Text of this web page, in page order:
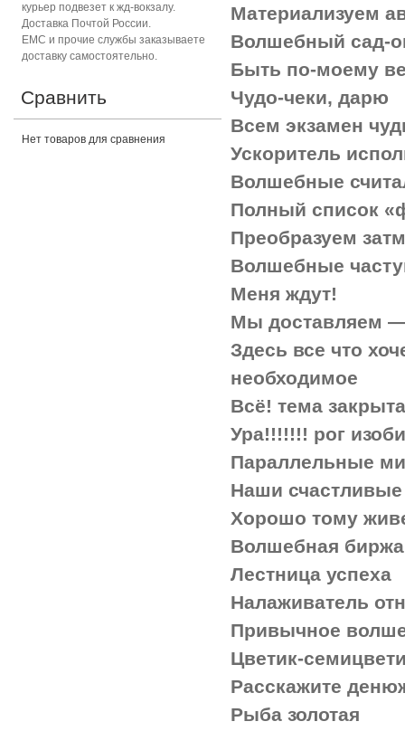
Материализуем
Волшебный сад-
Быть по-моему
Чудо-чеки, дарю
Всем экзамен
Ускоритель
Волшебные
Полный список
Преобразуем
Волшебные
Меня ждут!
Мы доставляем
Здесь все что
необходимое
Всё! тема
Ура!!!!!!! рог
Параллельные
Наши
Хорошо тому
Волшебная биржа
Лестница успеха
Налаживатель
Привычное
Цветик-
Расскажите
Рыба золотая
курьер подвезет к жд-вокзалу.
Доставка Почтой России.
ЕМС и прочие службы заказываете
доставку самостоятельно.
Сравнить
Нет товаров для сравнения